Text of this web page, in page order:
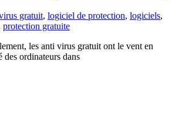
gratuit, logiciel de protection, logiciels,
protection gratuite
les anti virus gratuit ont le vent en
des ordinateurs dans